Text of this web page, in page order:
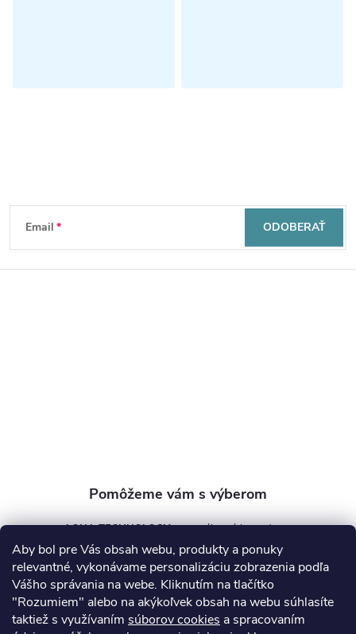
Aby bol pre Vás obsah webu, produkty a ponuky
relevantné, vykonávame personalizáciu zobrazenia podľa
Vášho správania na webe. Kliknutím na tlačítko
"Rozumiem" alebo na akýkoľvek obsah na webu súhlasíte
taktiež s využívaním súborov cookies a spracovaním
Z
á
Email ODOBERAŤ
AQUA TECHNOLOGY s.r.o.
info @aquatechnology.sk
+421 911 991 394